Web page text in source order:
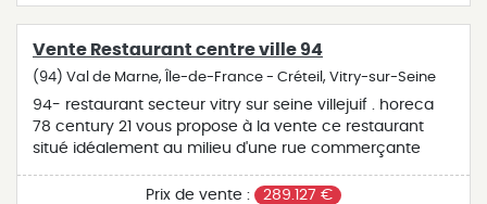
accès indépendant. doté d'un réel potentiel de
affaire constitue une opportunité à ne pas manquer.
prix frais d'agence inclus : 384 527 €, réf 91-221279.
Vente Restaurant centre ville 94
(94) Val de Marne, Île-de-France - Créteil, Vitry-sur-Seine
94- restaurant secteur vitry sur seine villejuif . horeca
78 century 21 vous propose à la vente ce restaurant
situé idéalement au milieu d'une rue commerçante
ce beau restaurant est doté d'une terrasse de 40
Prix de vente :
289.127 €